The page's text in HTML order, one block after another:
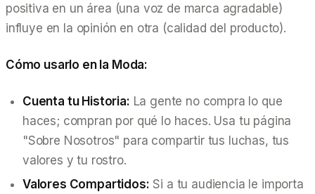
positiva en un área (una voz de marca agradable)
influye en la opinión en otra (calidad del producto).
Cómo usarlo en la Moda:
Cuenta tu Historia: La gente no compra lo que
haces; compran por qué lo haces. Usa tu página
"Sobre Nosotros" para compartir tus luchas, tus
valores y tu rostro.
Valores Compartidos: Si a tu audiencia le importa